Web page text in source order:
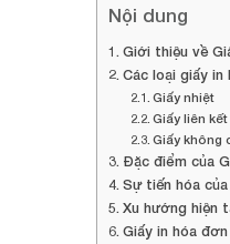
Nội dung
Giới thiệu về
Các loại giấy in
Giấy nhiệt
Giấy liên kết
Giấy không
Đặc điểm của
Sự tiến hóa
Xu hướng hiện
Giấy in hóa